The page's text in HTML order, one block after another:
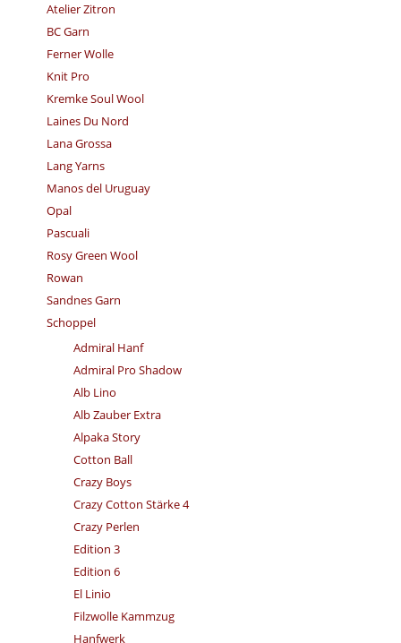
Atelier Zitron
BC Garn
Ferner Wolle
Knit Pro
Kremke Soul Wool
Laines Du Nord
Lana Grossa
Lang Yarns
Manos del Uruguay
Opal
Pascuali
Rosy Green Wool
Rowan
Sandnes Garn
Schoppel
Admiral Hanf
Admiral Pro Shadow
Alb Lino
Alb Zauber Extra
Alpaka Story
Cotton Ball
Crazy Boys
Crazy Cotton Stärke 4
Crazy Perlen
Edition 3
Edition 6
El Linio
Filzwolle Kammzug
Hanfwerk